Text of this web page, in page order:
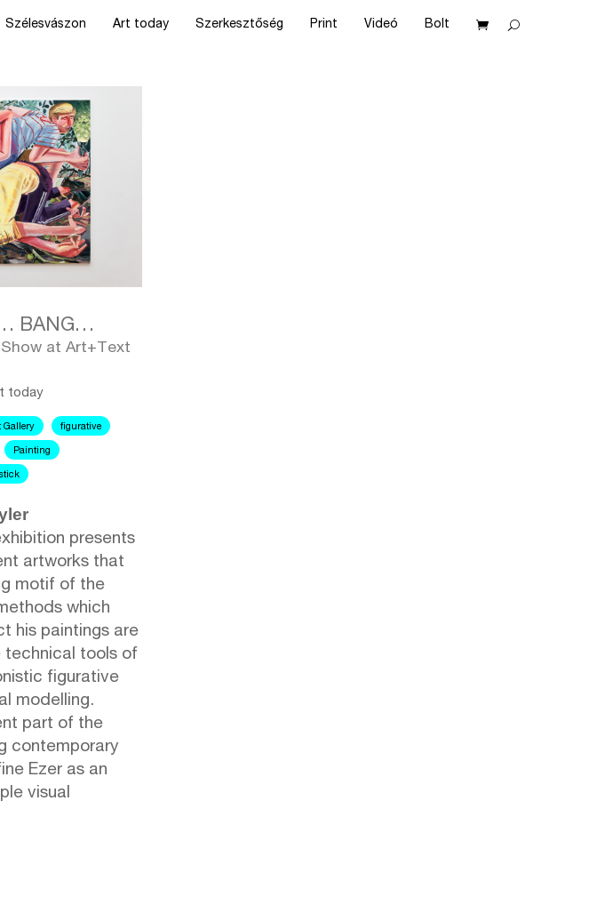
Szélesvászon Art today Szerkesztőség Print Videó Bolt
BANG…
Show at Art+Text
today
Gallery figurative
Painting
presents
artworks that
motif of the
which
his paintings are
technical tools of
figurative
modelling.
part of the
contemporary
Ezer as an
visual